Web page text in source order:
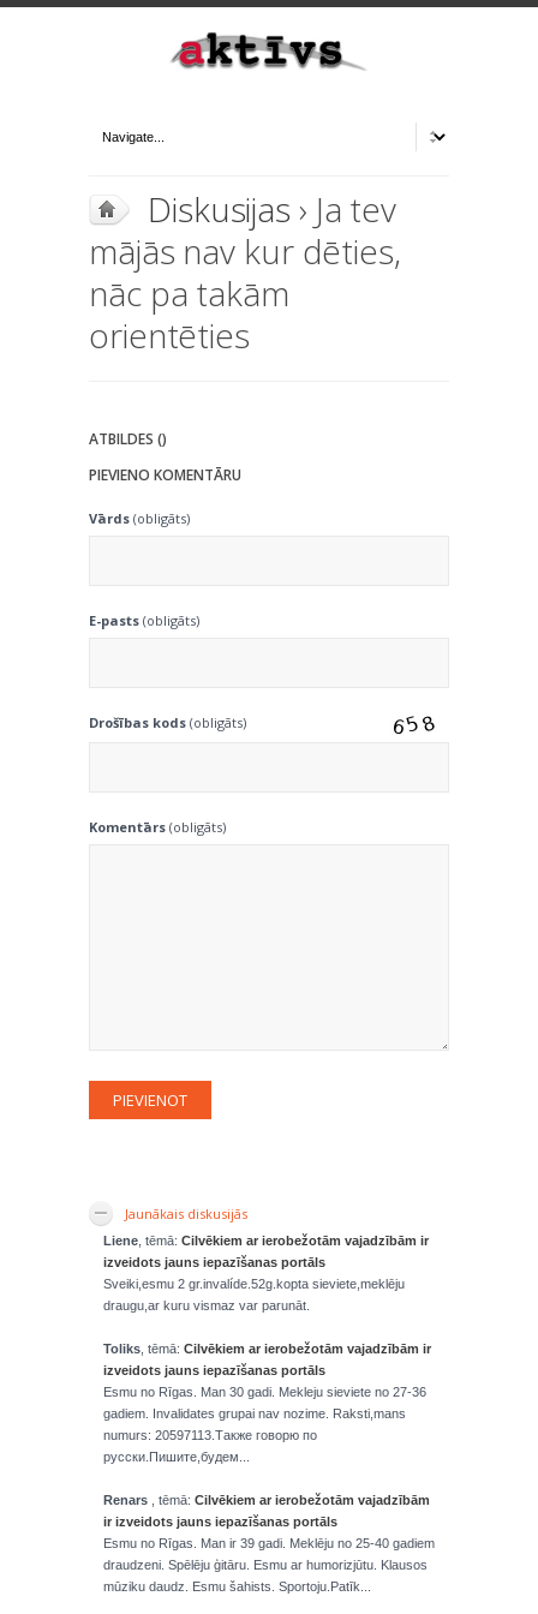
Diskusijas › Ja tev
mājās nav kur dēties,
nāc pa takām
orientēties
ATBILDES ()
PIEVIENO KOMENTĀRU
Vārds (obligāts)
E-pasts (obligāts)
Drošības kods (obligāts)
Komentārs (obligāts)
Jaunākais diskusijās
Liene , tēmā: Cilvēkiem ar ierobežotām vajadzībām ir
izveidots jauns iepazīšanas portāls
Sveiki,esmu 2 gr.invalíde.52g.kopta sieviete,meklēju
draugu,ar kuru vismaz var parunāt.
Toliks , tēmā: Cilvēkiem ar ierobežotām vajadzībām ir
izveidots jauns iepazīšanas portāls
Esmu no Rīgas. Man 30 gadi. Mekleju sieviete no 27-36
gadiem. Invalidates grupai nav nozime. Raksti,mans
numurs: 20597113.Также говорю по
русски.Пишите,будем...
Renars , tēmā: Cilvēkiem ar ierobežotām vajadzībām
ir izveidots jauns iepazīšanas portāls
Esmu no Rīgas. Man ir 39 gadi. Meklēju no 25-40 gadiem
draudzeni. Spēlēju ģitāru. Esmu ar humorizjūtu. Klausos
mūziku daudz. Esmu šahists. Sportoju.Patīk...